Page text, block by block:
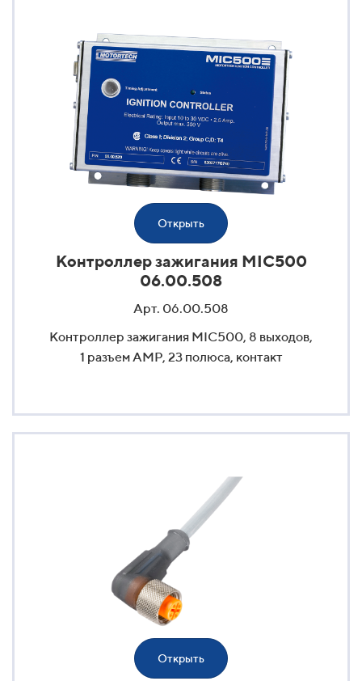
Открыть
Контроллер зажигания MIC500
06.00.508
Арт. 06.00.508
Контроллер зажигания MIC500, 8 выходов,
1 разъем AMP, 23 полюса, контакт
Открыть